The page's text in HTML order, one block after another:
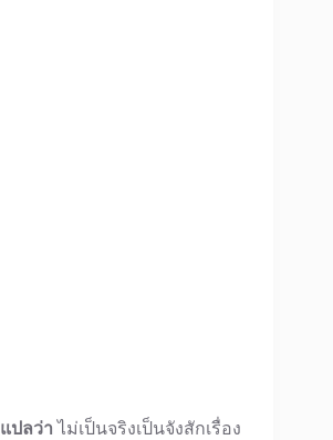
แปลว่าไม่เป็นจริงเป็นจังสักเรื่อง